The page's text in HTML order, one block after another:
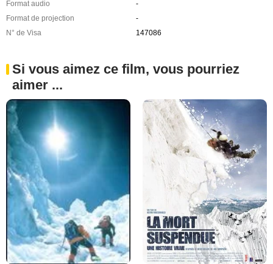
Format audio
-
Format de projection
-
N° de Visa
147086
Si vous aimez ce film, vous pourriez
aimer ...